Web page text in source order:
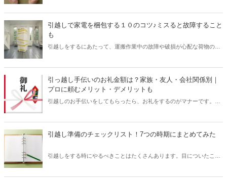
品で印象アップを狙いましょう！
引越しで家電を梱包する１０のコツ♪ミスると故障すること
も
引越しをするにあたって、運搬作業中の故障や破損が心配な荷物の代
のコツや、梱包する上で用意しておきたいアイテムなどについて知
り、安全に家電を引越しさせましょう。
引っ越し手伝いのお礼金額は？家族・友人・会社関係別｜
プロに頼むメリット・デメリットも
引越しのお手伝いをしてもらったら、お礼をするのがマナーです。記
引越し準備のチェックリスト！7つの時期にまとめてみた
引越しをする時にやるべきことはたくさんあります。目についたこと